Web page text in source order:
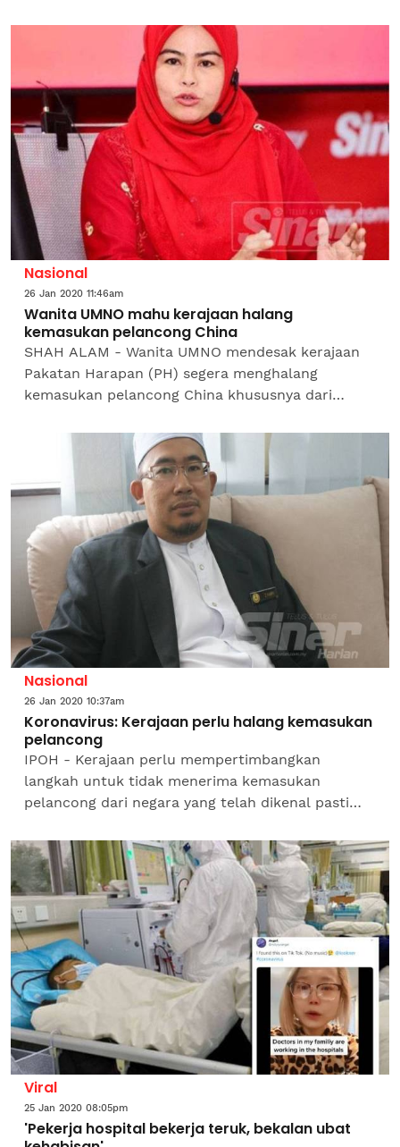
Exco Pemuda UMNO, Datuk Dr Najmil...
Nasional
26 Jan 2020 11:46am
Wanita UMNO mahu kerajaan halang
kemasukan pelancong China
SHAH ALAM - Wanita UMNO mendesak kerajaan
Pakatan Harapan (PH) segera menghalang
kemasukan pelancong China khususnya dari
coronavirus. Ketuanya, Datuk Dr Noraini...
Nasional
26 Jan 2020 10:37am
Koronavirus: Kerajaan perlu halang kemasukan
pelancong
IPOH - Kerajaan perlu mempertimbangkan
langkah untuk tidak menerima kemasukan
pelancong dari negara yang telah dikenal pasti
Perak, Datuk Zamri Hashim...
Viral
25 Jan 2020 08:05pm
'Pekerja hospital bekerja teruk, bekalan ubat